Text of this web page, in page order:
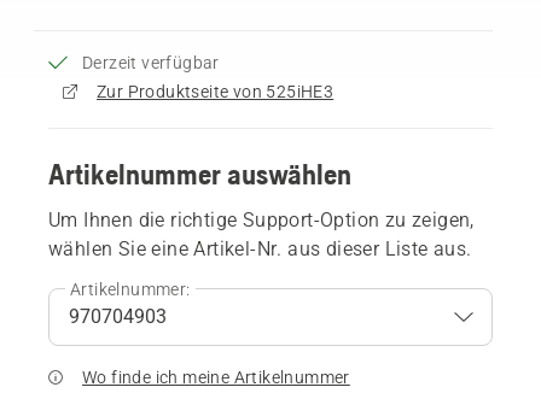
Derzeit verfügbar
Zur Produktseite von 525iHE3
Artikelnummer auswählen
Um Ihnen die richtige Support-Option zu zeigen,
wählen Sie eine Artikel-Nr. aus dieser Liste aus.
Artikelnummer:
Wo finde ich meine Artikelnummer